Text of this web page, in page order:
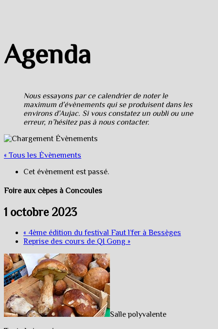
Agenda
Nous essayons par ce calendrier de noter le
maximum d’évènements qui se produisent dans les
environs d’Aujac. Si vous constatez un oubli ou une
erreur, n’hésitez pas à nous contacter.
« Tous les Évènements
Cet évènement est passé.
Foire aux cèpes à Concoules
1 octobre 2023
« 4ème édition du festival Faut l’fer à Bessèges
Reprise des cours de QI Gong »
Salle polyvalente